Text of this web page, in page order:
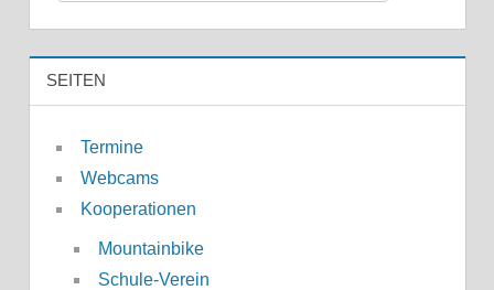
SEITEN
Termine
Webcams
Kooperationen
Mountainbike
Schule-Verein